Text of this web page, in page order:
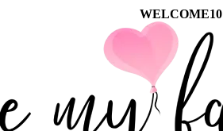
WELCOME10